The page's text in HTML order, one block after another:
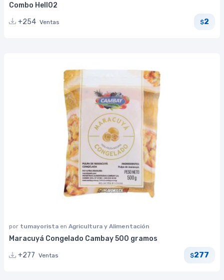
Combo Hell02
+254 Ventas $2
por tumayorista en Agricultura y Alimentación
Maracuyá Congelado Cambay 500 gramos
+277 Ventas $277